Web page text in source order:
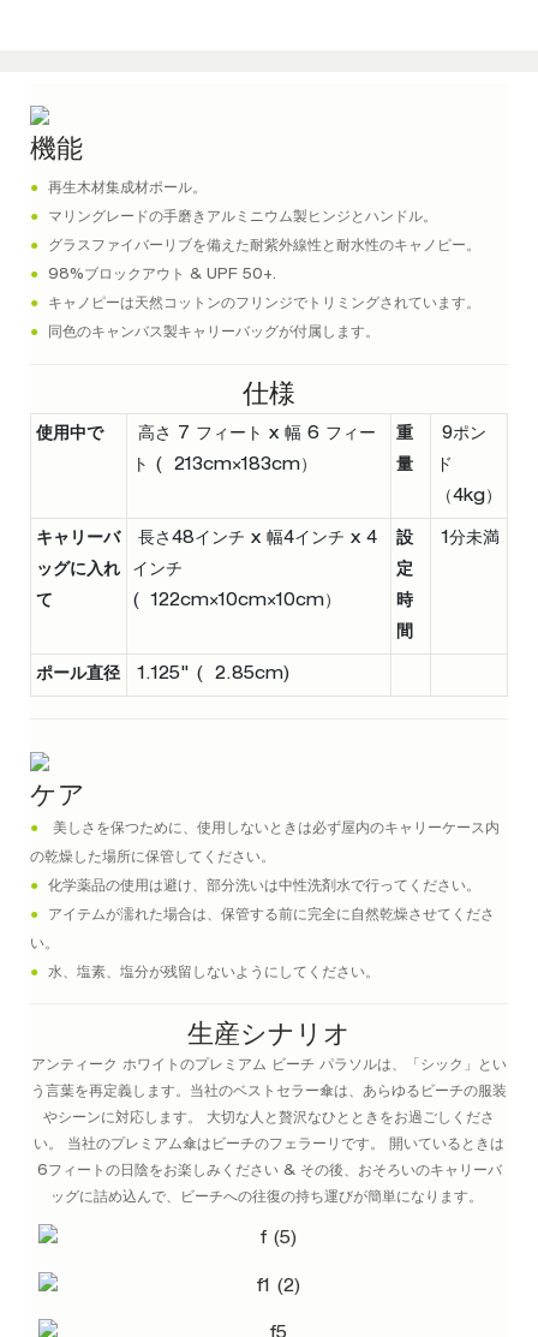
機能
●
再生木材集成材ポール。
●
マリングレードの手磨きアルミニウム製ヒンジとハンドル。
●
グラスファイバーリブを備えた耐紫外線性と耐水性のキャノピー。
●
98%ブロックアウト & UPF 50+.
●
キャノピーは天然コットンのフリンジでトリミングされています。
●
同色のキャンバス製キャリーバッグが付属します。
仕様
使用中で
高さ 7 フィート x 幅 6 フィー
ト ( 213cm×183cm）
重
量
9ポン
ド
（4kg）
キャリーバ
ッグに入れ
て
長さ48インチ x 幅4インチ x 4
インチ
( 122cm×10cm×10cm）
設
定
時
間
1分未満
ポール直径 1.125" ( 2.85cm)
ケア
●
美しさを保つために、使用しないときは必ず屋内のキャリーケース内
の乾燥した場所に保管してください。
● 化学薬品の使用は避け、部分洗いは中性洗剤水で行ってください。
● アイテムが濡れた場合は、保管する前に完全に自然乾燥させてくださ
い。
● 水、塩素、塩分が残留しないようにしてください。
生産シナリオ
アンティーク ホワイトのプレミアム ビーチ パラソルは、「シック」とい
う言葉を再定義します。当社のベストセラー傘は、あらゆるビーチの服装
やシーンに対応します。 大切な人と贅沢なひとときをお過ごしくださ
い。 当社のプレミアム傘はビーチのフェラーリです。 開いているときは
6フィートの日陰をお楽しみください & その後、おそろいのキャリーバ
ッグに詰め込んで、ビーチへの往復の持ち運びが簡単になります。